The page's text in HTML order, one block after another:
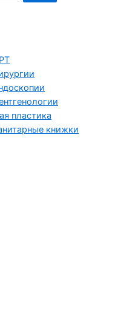
пластика
книжки